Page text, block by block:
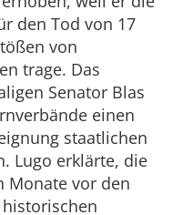
den Tod von 17
von
trage. Das
Senator Blas
einen
staatlichen
Lugo erklärte, die
Monate vor den